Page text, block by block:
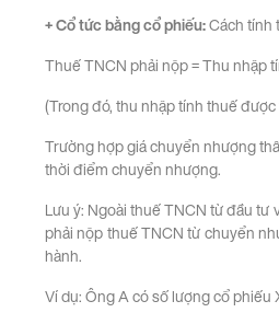
+ Cổ tức bằng cổ phiếu:Cách tính
Thuế TNCN phải nộp = Thu nhập
(Trong đó, thu nhập tính thuế
Trường hợp giá chuyển nhượng
thời điểm chuyển nhượng.
Lưu ý: Ngoài thuế TNCN từ đầu
phải nộp thuế TNCN từ chuyển
hành.
Ví dụ: Ông A có số lượng cổ